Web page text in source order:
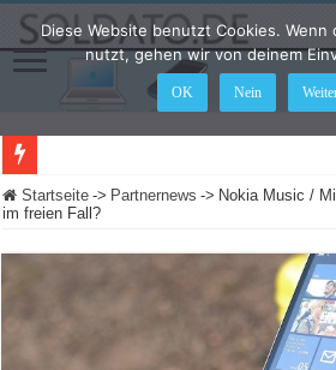
Startseite -> Partnernews -> Nokia Music /
im freien Fall?
Diese Website benutzt Cookies.
nutzt, gehen wir von deinem
OK Nein